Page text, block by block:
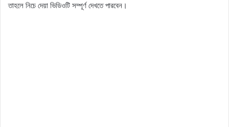
তাহলে নিচে দেয়া ভিডিওটি সম্পূর্ণ দেখতে পারবেন।